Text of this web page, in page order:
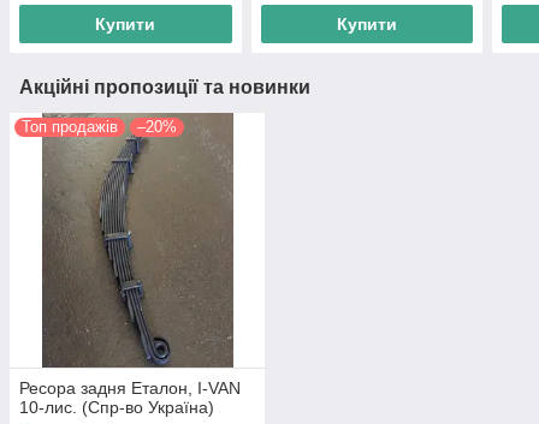
Купити Купити
Акційні пропозиції та новинки
Топ продажів –20%
Ресора задня Еталон, I-VAN
10-лис. (Спр-во Україна)